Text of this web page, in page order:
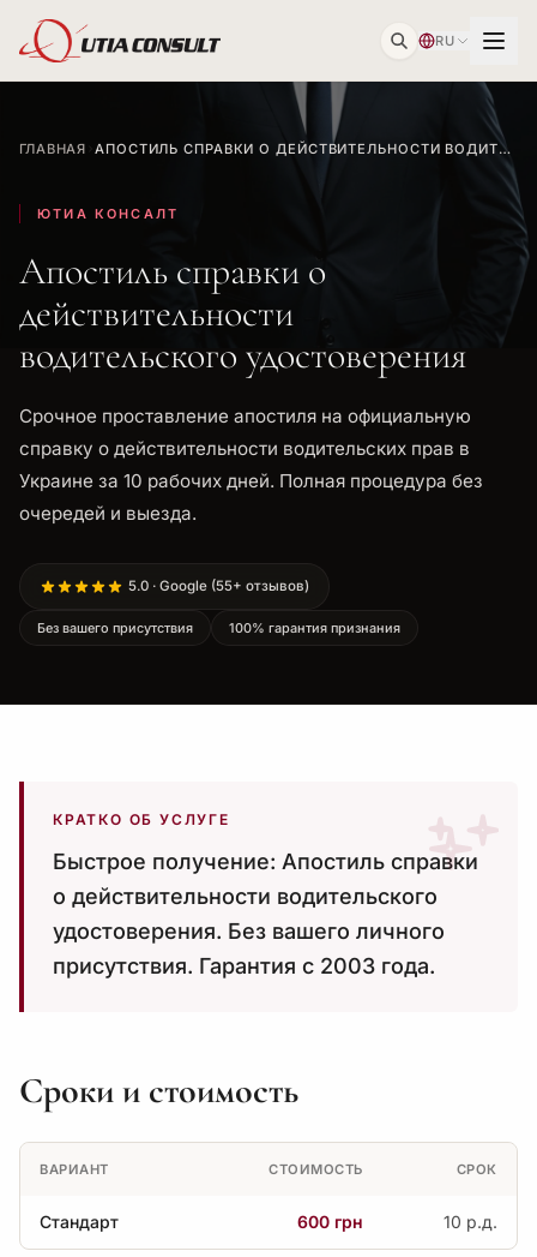
RU
ГЛАВНАЯ АПОСТИЛЬ СПРАВКИ О ДЕЙСТВИТЕЛЬНОСТИ ВОДИТЕЛЬСКОГО УДОСТОВЕРЕНИЯ
ЮТИА КОНСАЛТ
Апостиль справки о
действительности
водительского удостоверения
Срочное проставление апостиля на официальную
справку о действительности водительских прав в
Украине за 10 рабочих дней. Полная процедура без
очередей и выезда.
5.0 · Google (55+ отзывов)
Без вашего присутствия 100% гарантия признания
КРАТКО ОБ УСЛУГЕ
Быстрое получение: Апостиль справки
о действительности водительского
удостоверения. Без вашего личного
присутствия. Гарантия с 2003 года.
Сроки и стоимость
ВАРИАНТ СТОИМОСТЬ СРОК
Стандарт 600 грн 10 р.д.